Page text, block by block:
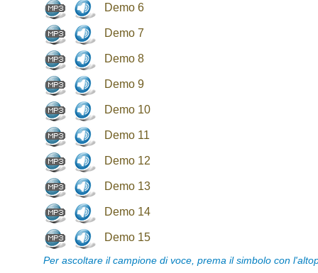
Demo 6
Demo 7
Demo 8
Demo 9
Demo 10
Demo 11
Demo 12
Demo 13
Demo 14
Demo 15
Per ascoltare il campione di voce, prema il simbolo con